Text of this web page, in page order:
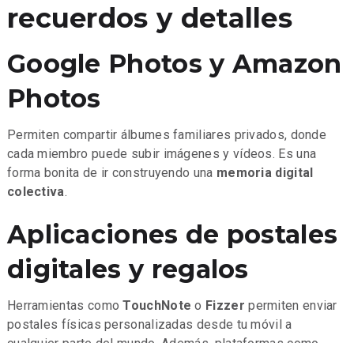
recuerdos y detalles
Google Photos y Amazon
Photos
Permiten compartir álbumes familiares privados, donde
cada miembro puede subir imágenes y vídeos. Es una
forma bonita de ir construyendo una memoria digital
colectiva.
Aplicaciones de postales
digitales y regalos
Herramientas comoTouchNote o Fizzer permiten enviar
postales físicas personalizadas desde tu móvil a